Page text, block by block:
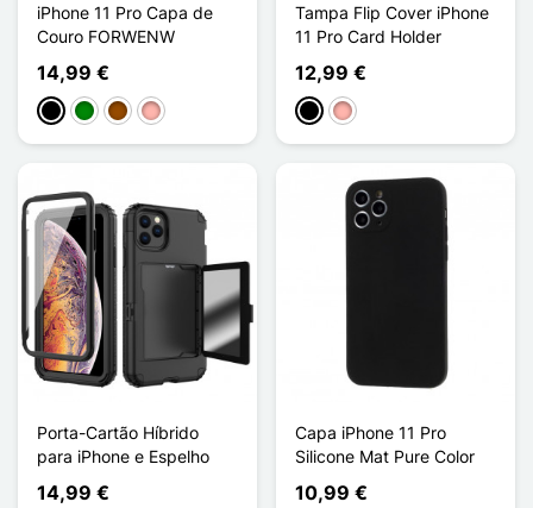
iPhone 11 Pro Capa de
Couro FORWENW
14,99 €
PretoVerdeCastanhoOuro rosa
Tampa Flip Cover iPhone
11 Pro Card Holder
12,99 €
PretoOuro rosa
Porta-Cartão Híbrido
para iPhone e Espelho
14,99 €
Capa iPhone 11 Pro
Silicone Mat Pure Color
10,99 €